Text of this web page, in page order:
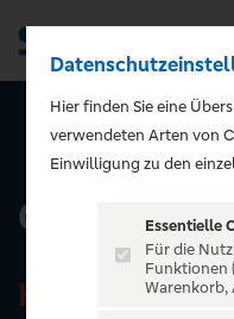
ZURÜCK ZUR
Club
KÖLN
Hier finden Sie eine
verwendeten Arten von
Einwilligung zu den
Essentielle
Für die
Funktionen
Warenkorb,